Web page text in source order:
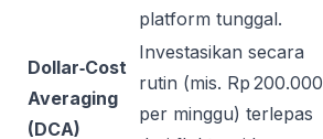
platform tunggal.
Dollar‑Cost
Averaging
(DCA)
Investasikan secara
rutin (mis. Rp 200.000
per minggu) terlepas